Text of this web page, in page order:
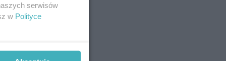
serwisów
w Polityce